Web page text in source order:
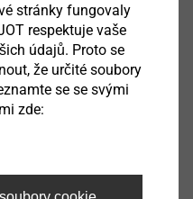
stránky fungovaly
respektuje vaše
údajů. Proto se
že určité soubory
se se svými
zde: